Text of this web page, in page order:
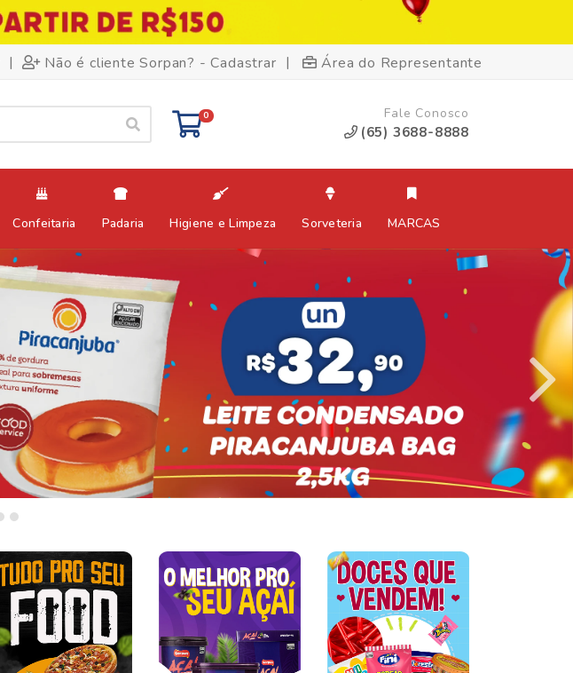
| Não é cliente Sorpan? - Cadastrar | Área do Representante
0 Fale Conosco
(65) 3688-8888
Confeitaria Padaria Higiene e Limpeza Sorveteria MARCAS